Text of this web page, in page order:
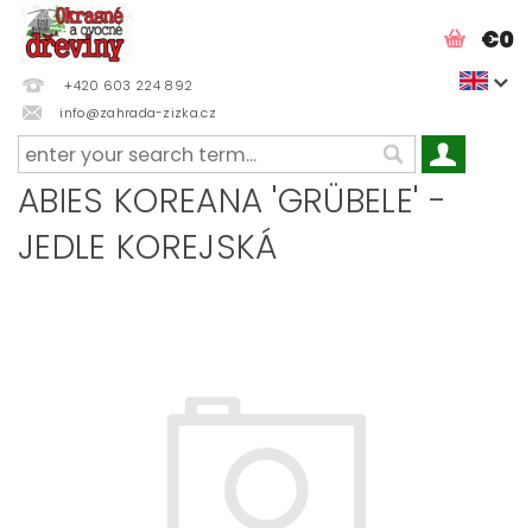
+420 603 224 892
info@zahrada-zizka.cz
€0
ABIES KOREANA 'GRÜBELE' -
JEDLE KOREJSKÁ